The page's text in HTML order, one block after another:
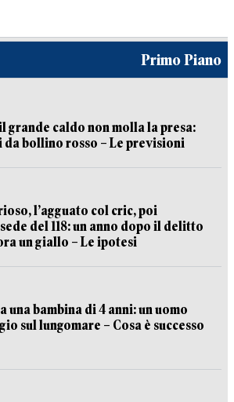
Primo Piano
grande caldo non molla la presa:
bollino rosso – Le previsioni
l’agguato col cric, poi
del 118: un anno dopo il delitto
un giallo – Le ipotesi
una bambina di 4 anni: un uomo
sul lungomare – Cosa è successo